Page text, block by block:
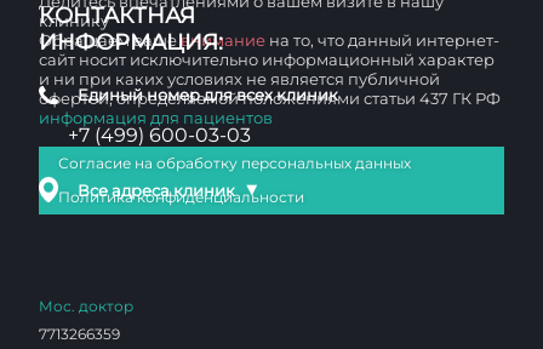
КОНТАКТНАЯ
ИНФОРМАЦИЯ:
Единый номер для всех клиник
+7 (499) 600-03-03
Все адреса клиник ▼
клинику
Обращаем вашевнимание на то, что данный интернет-
сайт носит исключительно информационный характер
и ни при каких условиях не является публичной
офертой, определяемой положениями статьи 437 ГК РФ
информация для пациентов
Согласие на обработку персональных данных
Политика конфиденциальности
Мос. доктор
7713266359